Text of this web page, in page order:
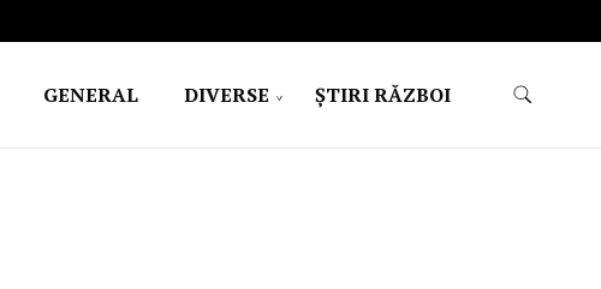
GENERAL DIVERSE ŞTIRI RĂZBOI